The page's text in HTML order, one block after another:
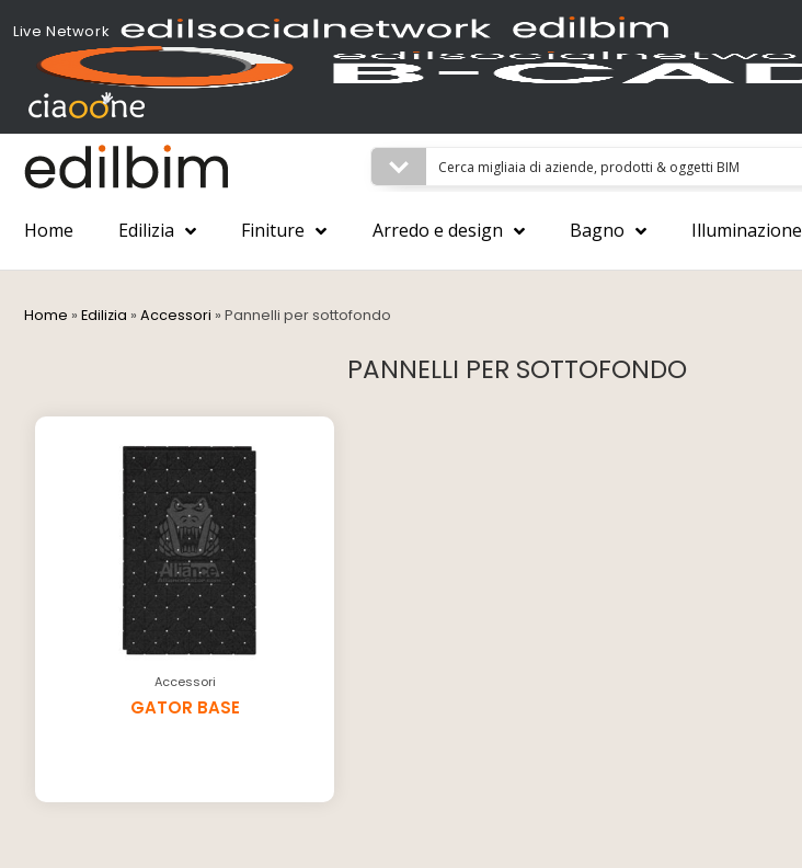
Live Network
Home Edilizia Finiture Arredo e design Bagno Illuminazione
Home » Edilizia » Accessori » Pannelli per sottofondo
PANNELLI PER SOTTOFONDO
Accessori
GATOR BASE